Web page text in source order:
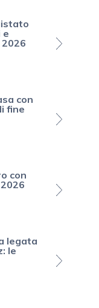
e
con
fine
con
legata
le